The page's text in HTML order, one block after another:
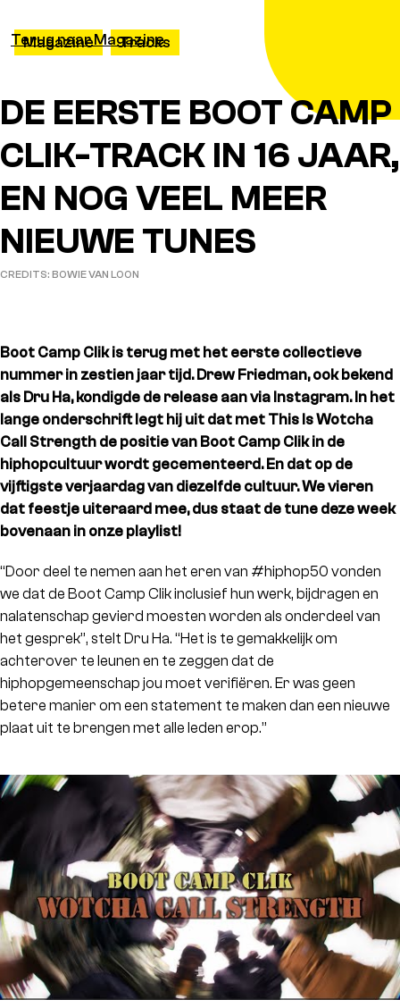
Magazine Tracks
Terug naar Magazine
DE EERSTE BOOT CAMP
CLIK-TRACK IN 16 JAAR,
EN NOG VEEL MEER
NIEUWE TUNES
CREDITS: BOWIE VAN LOON
Boot Camp Clik is terug met het eerste collectieve
nummer in zestien jaar tijd. Drew Friedman, ook bekend
als Dru Ha, kondigde de release aan via Instagram. In het
lange onderschrift legt hij uit dat met This Is Wotcha
Call Strength de positie van Boot Camp Clik in de
hiphopcultuur wordt gecementeerd. En dat op de
vijftigste verjaardag van diezelfde cultuur. We vieren
dat feestje uiteraard mee, dus staat de tune deze week
bovenaan in onze playlist!
“Door deel te nemen aan het eren van #hiphop50 vonden
we dat de Boot Camp Clik inclusief hun werk, bijdragen en
nalatenschap gevierd moesten worden als onderdeel van
het gesprek”, stelt Dru Ha. “Het is te gemakkelijk om
achterover te leunen en te zeggen dat de
hiphopgemeenschap jou moet verifiëren. Er was geen
betere manier om een statement te maken dan een nieuwe
plaat uit te brengen met alle leden erop.”